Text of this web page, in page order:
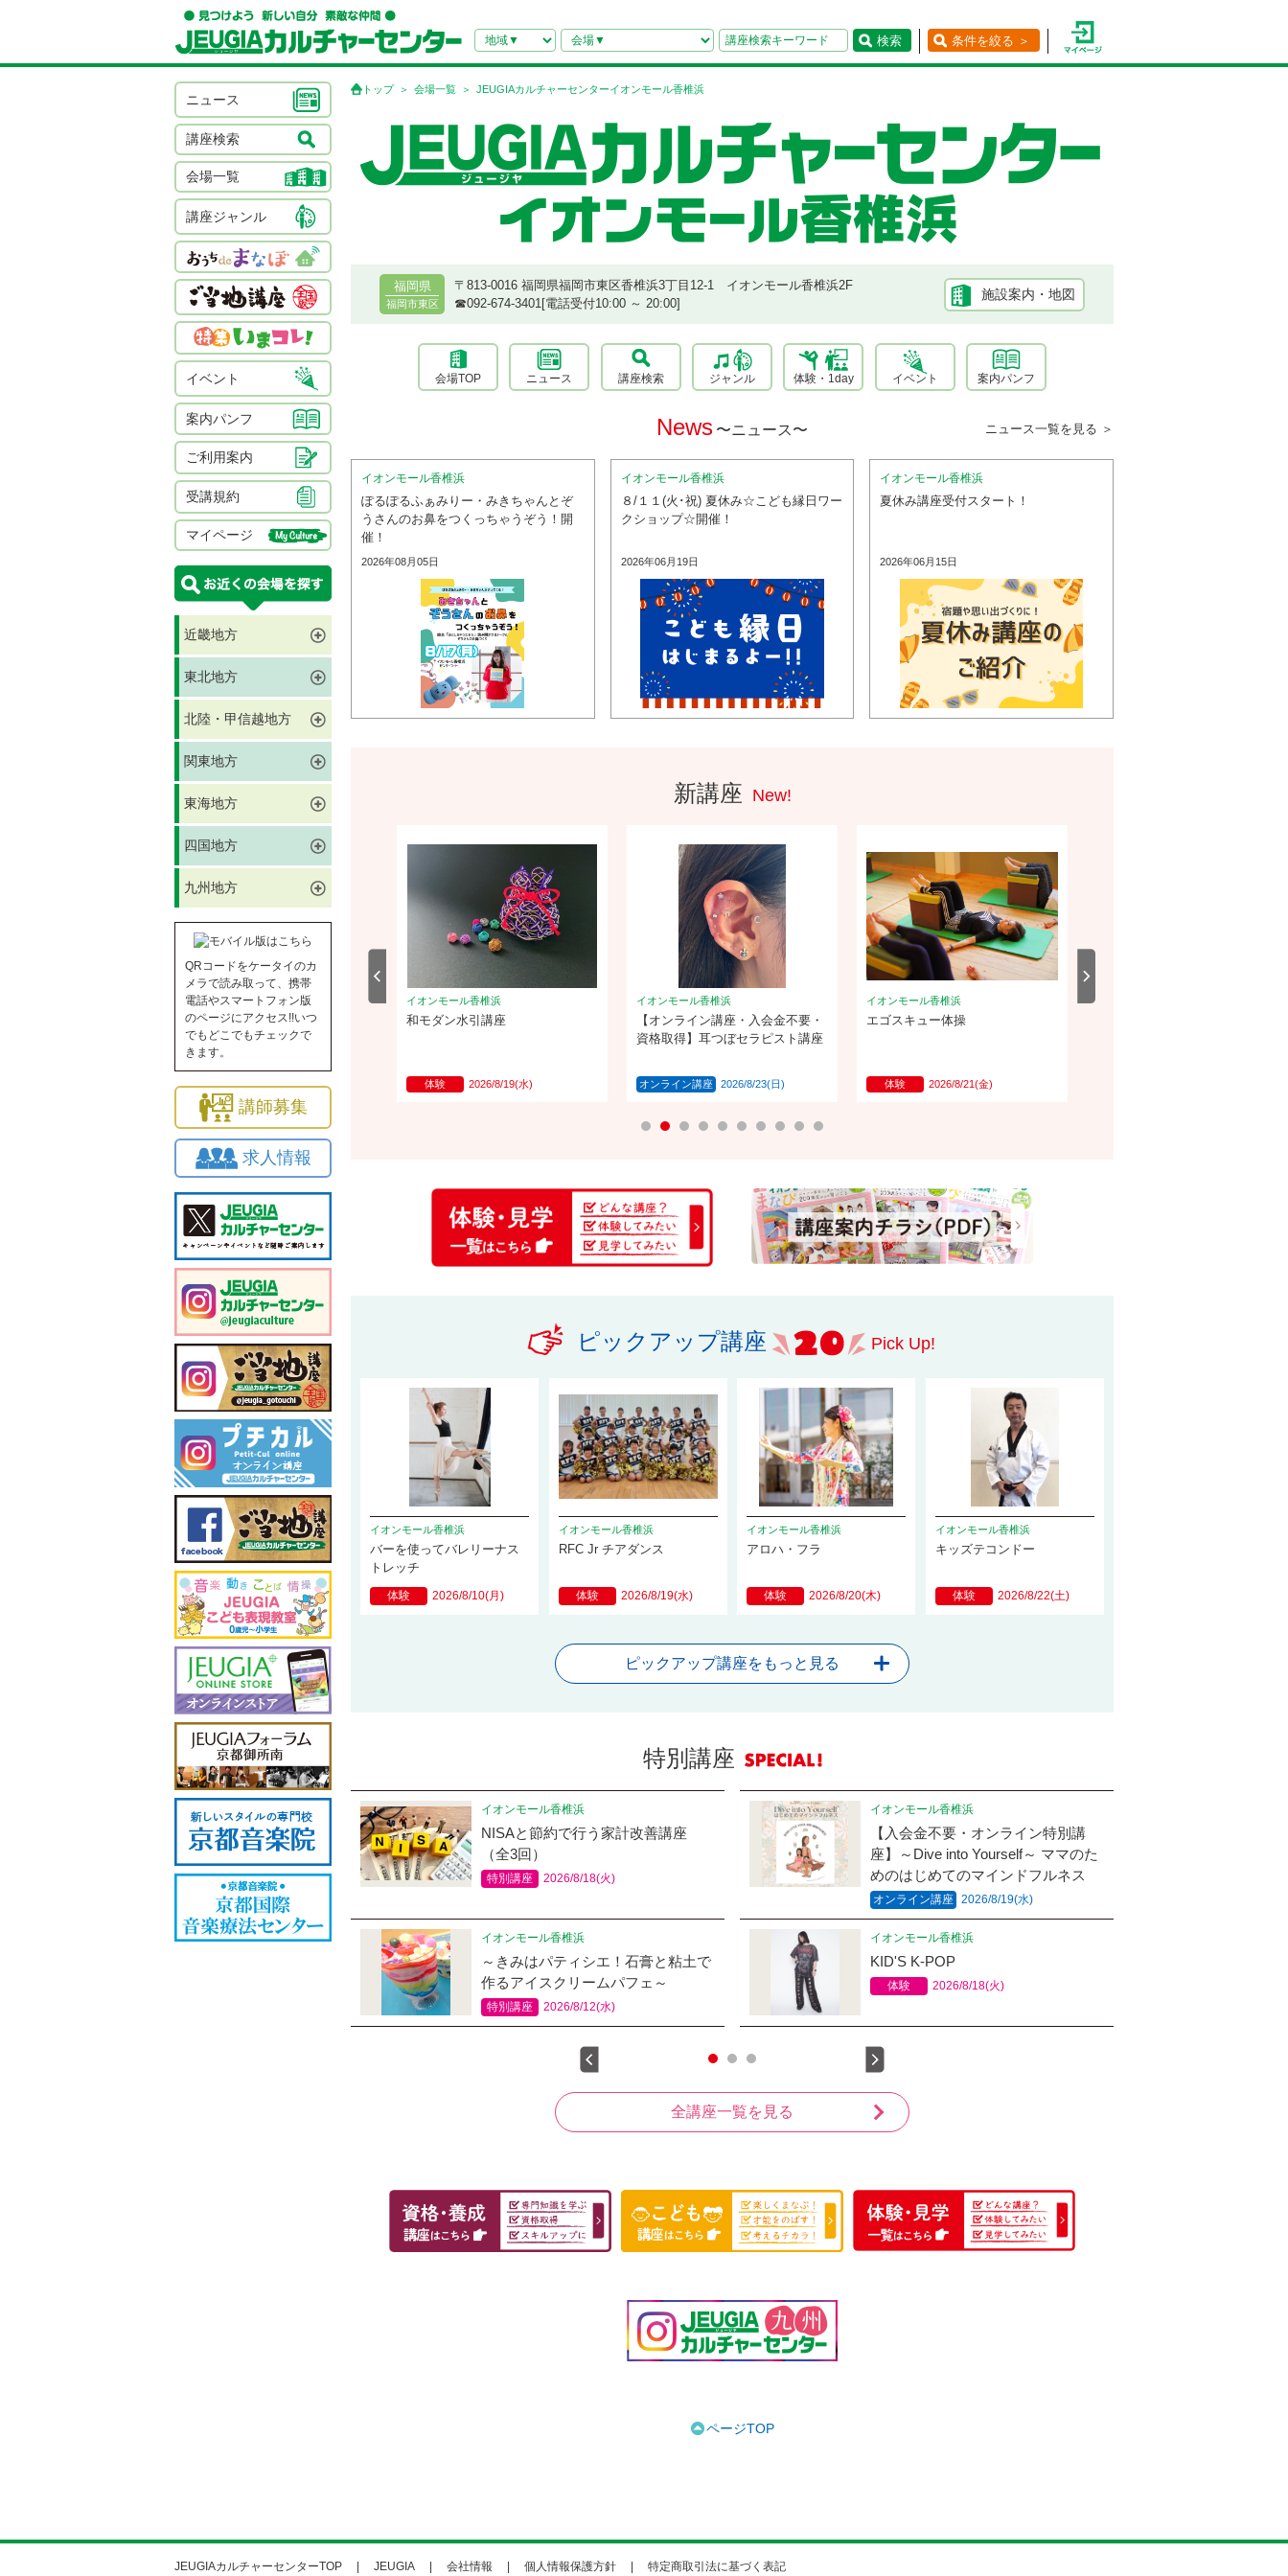
検索 条件を絞る ＞
ニュース
講座検索
会場一覧
講座ジャンル
イベント
案内パンフ
ご利用案内
受講規約
マイページ
近畿地方
東北地方
北陸・甲信越地方
関東地方
東海地方
四国地方
九州地方
QRコードをケータイのカ
メラで読み取って、携帯
電話やスマートフォン版
のページにアクセス!!いつ
でもどこでもチェックで
きます。
講師募集
求人情報
トップ 会場一覧 JEUGIAカルチャーセンターイオンモール香椎浜
福岡県
福岡市東区
〒813-0016 福岡県福岡市東区香椎浜3丁目12-1 イオンモール香椎浜2F
☎︎092-674-3401[電話受付10:00 ～ 20:00]
施設案内・地図
会場TOP ニュース 講座検索 ジャンル 体験・1day イベント 案内パンフ
News 〜ニュース〜 ニュース一覧を見る ＞
イオンモール香椎浜
ぽるぽるふぁみりー・みきちゃんとぞ
うさんのお鼻をつくっちゃうぞう！開
催！
2026年08月05日
イオンモール香椎浜
８/１１(火･祝) 夏休み☆こども縁日ワー
クショップ☆開催！
2026年06月19日
イオンモール香椎浜
夏休み講座受付スタート！
2026年06月15日
新講座 New!
イオンモール香椎浜
手編み クロッシェ（金曜日クラ
ス）
体験 2026/8/21(金)
イオンモール香椎浜
和モダン水引講座
体験 2026/8/19(水)
イオンモール香椎浜
【オンライン講座・入会金不要・
資格取得】耳つぼセラピスト講座
オンライン講座 2026/8/23(日)
イオンモール香椎浜
エゴスキュー体操
体験 2026/8/21(金)
ピックアップ講座 Pick Up!
イオンモール香椎浜
バーを使ってバレリーナス
トレッチ
体験 2026/8/10(月)
イオンモール香椎浜
RFC Jr チアダンス
体験 2026/8/19(水)
イオンモール香椎浜
アロハ・フラ
体験 2026/8/20(木)
イオンモール香椎浜
キッズテコンドー
体験 2026/8/22(土)
ピックアップ講座をもっと見る
特別講座
イオンモール香椎浜
NISAと節約で行う家計改善講座
（全3回）
特別講座 2026/8/18(火)
イオンモール香椎浜
【入会金不要・オンライン特別講
座】～Dive into Yourself～ ママのた
めのはじめてのマインドフルネス
オンライン講座 2026/8/19(水)
イオンモール香椎浜
～きみはパティシエ！石膏と粘土で
作るアイスクリームパフェ～
特別講座 2026/8/12(水)
イオンモール香椎浜
KID'S K-POP
体験 2026/8/18(火)
全講座一覧を見る
ページTOP
JEUGIAカルチャーセンターTOP JEUGIA 会社情報 個人情報保護方針 特定商取引法に基づく表記